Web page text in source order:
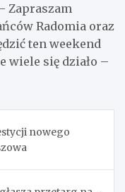
Zapraszam
Radomia oraz
ten weekend
wiele się działo –
nowego